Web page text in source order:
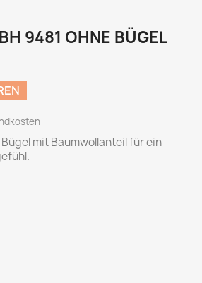
9481 OHNE BÜGEL
mit Baumwollanteil für ein